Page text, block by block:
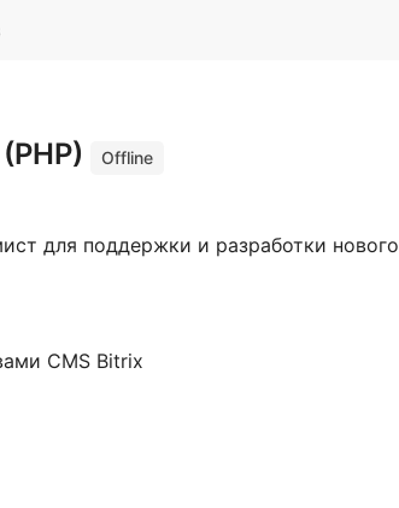
Offline
для поддержки и разработки нового
CMS Bitrix